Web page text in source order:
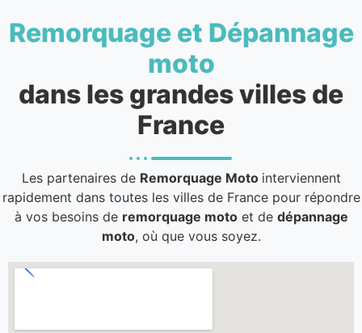
Remorquage et Dépannage
moto
dans les grandes villes de
France
Les partenaires de Remorquage Moto interviennent
rapidement dans toutes les villes de France pour répondre
à vos besoins de remorquage motoet de dépannage
moto, où que vous soyez.